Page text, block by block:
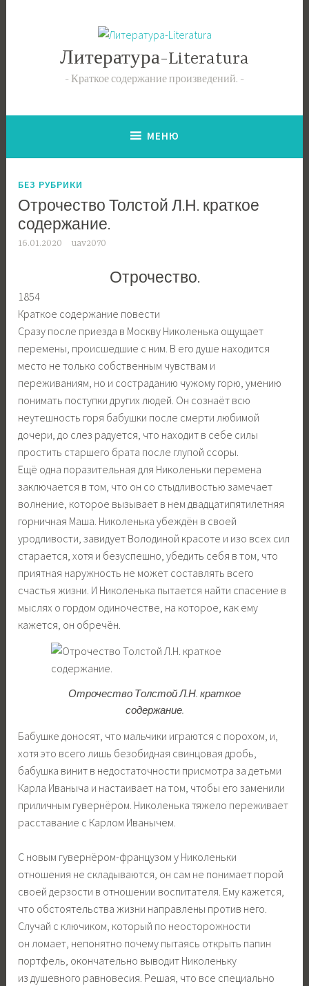
Литература-Literatura
Краткое содержание произведений.
МЕНЮ
БЕЗ РУБРИКИ
Отрочество Толстой Л.Н. краткое
содержание.
16.01.2020 uav2070
Отрочество.
1854
Краткое содержание повести
Сразу после приезда в Москву Николенька ощущает
перемены, происшедшие с ним. В его душе находится
место не только собственным чувствам и
переживаниям, но и состраданию чужому горю, умению
понимать поступки других людей. Он сознаёт всю
неутешность горя бабушки после смерти любимой
дочери, до слез радуется, что находит в себе силы
простить старшего брата после глупой ссоры.
Ещё одна поразительная для Николеньки перемена
заключается в том, что он со стыдливостью замечает
волнение, которое вызывает в нем двадцатипятилетняя
горничная Маша. Николенька убеждён в своей
уродливости, завидует Володиной красоте и изо всех сил
старается, хотя и безуспешно, убедить себя в том, что
приятная наружность не может составлять всего
счастья жизни. И Николенька пытается найти спасение в
мыслях о гордом одиночестве, на которое, как ему
кажется, он обречён.
Отрочество Толстой Л.Н. краткое
содержание.
Бабушке доносят, что мальчики играются с порохом, и,
хотя это всего лишь безобидная свинцовая дробь,
бабушка винит в недостаточности присмотра за детьми
Карла Иваныча и настаивает на том, чтобы его заменили
приличным гувернёром. Николенька тяжело переживает
расставание с Карлом Иванычем.
С новым гувернёром-французом у Николеньки
отношения не складываются, он сам не понимает порой
своей дерзости в отношении воспитателя. Ему кажется,
что обстоятельства жизни направлены против него.
Случай с ключиком, который по неосторожности
он ломает, непонятно почему пытаясь открыть папин
портфель, окончательно выводит Николеньку
из душевного равновесия. Решая, что все специально